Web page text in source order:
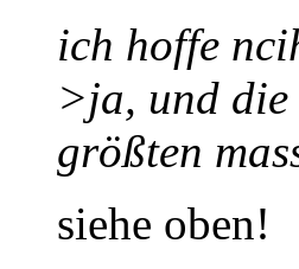
ich hoffe
>ja, und die
größten
siehe oben!